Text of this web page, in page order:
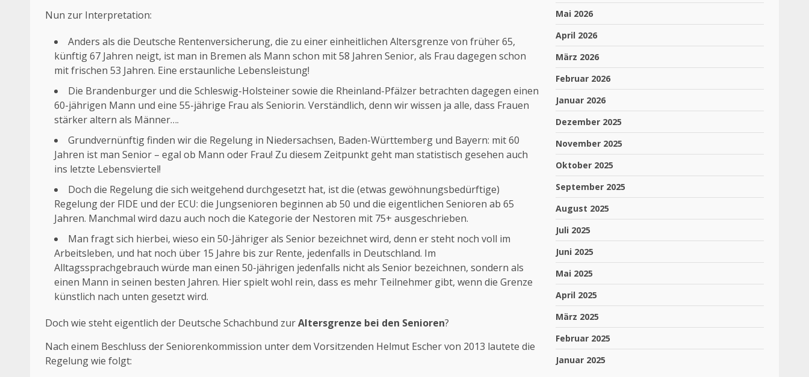
Nun zur Interpretation:
Anders als die Deutsche Rentenversicherung, die zu einer einheitlichen Altersgrenze von früher 65,
künftig 67 Jahren neigt, ist man in Bremen als Mann schon mit 58 Jahren Senior, als Frau dagegen schon
mit frischen 53 Jahren. Eine erstaunliche Lebensleistung!
Die Brandenburger und die Schleswig-Holsteiner sowie die Rheinland-Pfälzer betrachten dagegen einen
60-jährigen Mann und eine 55-jährige Frau als Seniorin. Verständlich, denn wir wissen ja alle, dass Frauen
stärker altern als Männer….
Grundvernünftig finden wir die Regelung in Niedersachsen, Baden-Württemberg und Bayern: mit 60
Jahren ist man Senior – egal ob Mann oder Frau! Zu diesem Zeitpunkt geht man statistisch gesehen auch
ins letzte Lebensviertel!
Doch die Regelung die sich weitgehend durchgesetzt hat, ist die (etwas gewöhnungsbedürftige)
Regelung der FIDE und der ECU: die Jungsenioren beginnen ab 50 und die eigentlichen Senioren ab 65
Jahren. Manchmal wird dazu auch noch die Kategorie der Nestoren mit 75+ ausgeschrieben.
Man fragt sich hierbei, wieso ein 50-Jähriger als Senior bezeichnet wird, denn er steht noch voll im
Arbeitsleben, und hat noch über 15 Jahre bis zur Rente, jedenfalls in Deutschland. Im
Alltagssprachgebrauch würde man einen 50-jährigen jedenfalls nicht als Senior bezeichnen, sondern als
einen Mann in seinen besten Jahren. Hier spielt wohl rein, dass es mehr Teilnehmer gibt, wenn die Grenze
künstlich nach unten gesetzt wird.
Doch wie steht eigentlich der Deutsche Schachbund zurAltersgrenze bei den Senioren?
Nach einem Beschluss der Seniorenkommission unter dem Vorsitzenden Helmut Escher von 2013 lautete die
Regelung wie folgt:
Mai 2026
April 2026
März 2026
Februar 2026
Januar 2026
Dezember 2025
November 2025
Oktober 2025
September 2025
August 2025
Juli 2025
Juni 2025
Mai 2025
April 2025
März 2025
Februar 2025
Januar 2025